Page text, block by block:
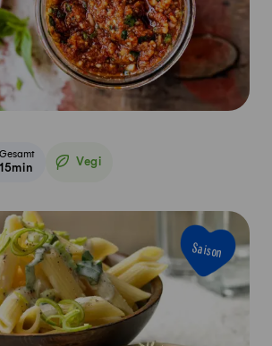
Gesamt
15min Vegi
Vegetarisch
Saison